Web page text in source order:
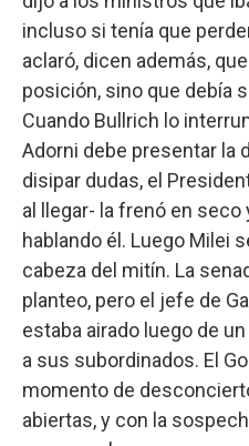
incluso si tenía que
aclaró, dicen además,
posición, sino que debía
Cuando Bullrich lo
Adorni debe presentar la
disipar dudas, el
al llegar- la frenó en
hablando él. Luego Milei
cabeza del mitín. La
planteo, pero el jefe de
estaba airado luego de
a sus subordinados. El
momento de
abiertas, y con la